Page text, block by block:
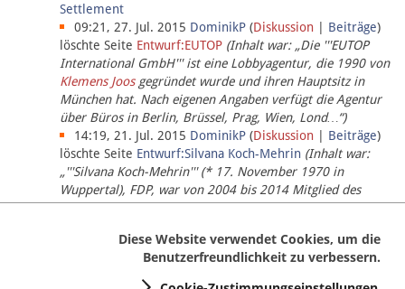
ImpressumSettlement
09:21, 27. Jul. 2015 DominikP (Diskussion Beiträge)
löschte Seite Entwurf:EUTOP (Inhalt war: „Die '''EUTOP
International GmbH''' ist eine Lobbyagentur, die 1990 von
Klemens Joosgegründet wurde und ihren Hauptsitz in
München hat. Nach eigenen Angaben verfügt die Agentur
über Büros in Berlin, Brüssel, Prag, Wien, Lond…“)
14:19, 21. Jul. 2015 DominikP (Diskussion Beiträge)
löschte Seite Entwurf:Silvana Koch-Mehrin (Inhalt war:
„'''Silvana Koch-Mehrin''' (* 17. November 1970 in
Wuppertal), FDP, war von 2004 bis 2014 Mitglied des
Europäischen Parlaments, seit November 2014 ist sie für
Diese Website verwendet Cookies, um die
Benutzerfreundlichkeit zu verbessern.